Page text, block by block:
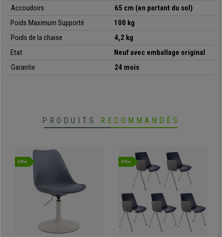
Très résistante: cadre en acier avec piétement chromé
Accoudoirs
65 cm (en partant du sol)
Poids Maximum Supporté
100 kg
Poids de la chaise
4,2 kg
Etat
Neuf avec emballage original
Garantie
24 mois
PRODUITS RECOMMANDÉS
Offre Offre